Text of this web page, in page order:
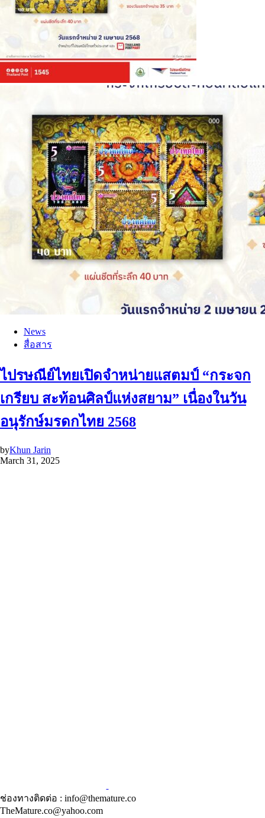
News
สื่อสาร
ไปรษณีย์ไทยเปิดจำหน่ายแสตมป์ “กระจก
เกรียบ สะท้อนศิลป์แห่งสยาม” เนื่องในวัน
อนุรักษ์มรดกไทย 2568
byKhun Jarin
March 31, 2025
ช่องทางติดต่อ : info@themature.co
TheMature.co@yahoo.com